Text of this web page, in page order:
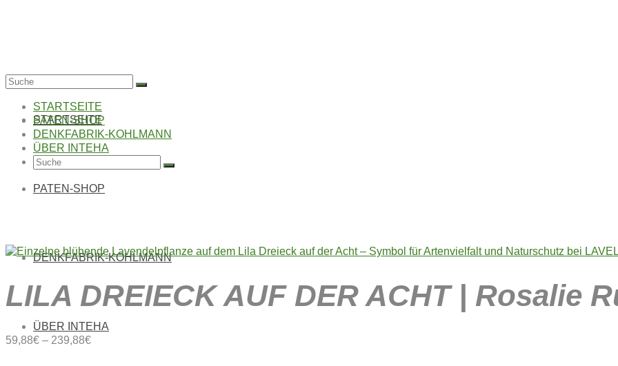
STARTSEITE
PATEN-SHOP
DENKFABRIK-KOHLMANN
ÜBER INTEHA
Suche
STARTSEITE
PATEN-SHOP
DENKFABRIK-KOHLMANN
ÜBER INTEHA
Suche
LILA DREIECK AUF DER ACHT | Rosalie
59,88€ – 239,88€